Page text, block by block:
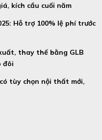
kích cầu cuối năm
Hỗ trợ 100% lệ phí trước
thay thế bằng GLB
đôi
tùy chọn nội thất mới,